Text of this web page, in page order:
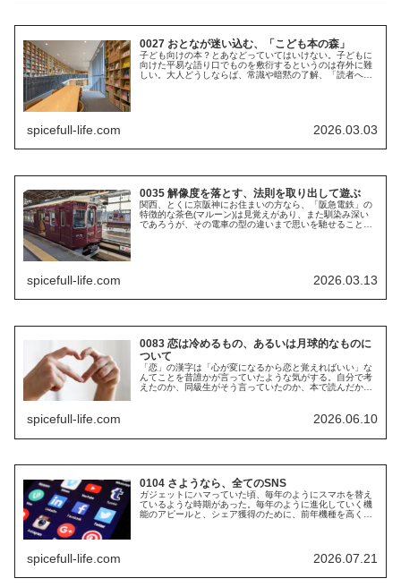
0027 おとなが迷い込む、「こども本の森」
子ども向けの本？とあなどっていてはいけない。子どもに
向けた平易な語り口でものを敷衍するというのは存外に難
しい。大人どうしならば、常識や暗黙の了解、「読者への
spicefull-life.com 2026.03.03
0035 解像度を落とす、法則を取り出して遊ぶ
関西、とくに京阪神にお住まいの方なら、「阪急電鉄」の
特徴的な茶色(マルーン)は見覚えがあり、また馴染み深い
であろうが、その電車の型の違いまで思いを馳せることは
spicefull-life.com 2026.03.13
0083 恋は冷めるもの、あるいは月球的なものに
ついて
「恋」の漢字は「心が変になるから恋と覚えればいい」な
んてことを昔誰かが言っていたような気がする。自分で考
えたのか、同級生がそう言っていたのか、本で読んだか、
spicefull-life.com 2026.06.10
0104 さようなら、全てのSNS
ガジェットにハマっていた頃、毎年のようにスマホを替え
ているような時期があった。毎年のように進化していく機
能のアピールと、シェア獲得のために、前年機種を高く下
spicefull-life.com 2026.07.21